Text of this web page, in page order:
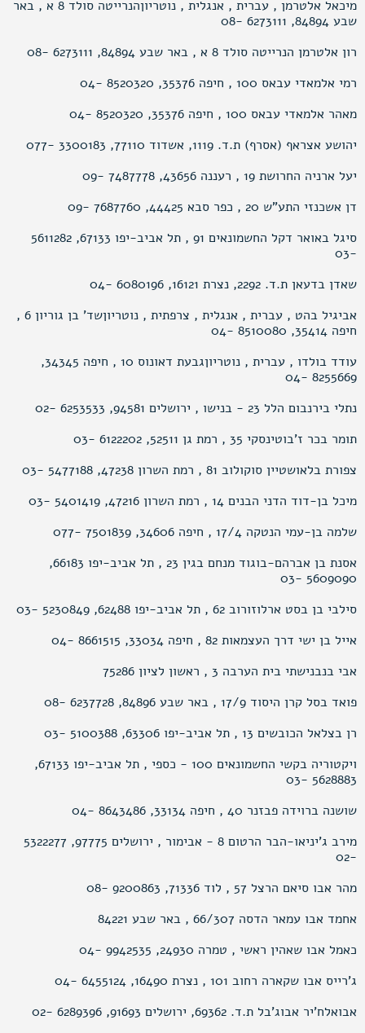
מיכאל אלטרמן , עברית , אנגלית , נוטריוןהנרייטה סולד 8 א , באר
שבע 84894, 6273111 -08
רון אלטרמן הנרייטה סולד 8 א , באר שבע 84894, 6273111 -08
רמי אלמאדי עבאס 100 , חיפה 35376, 8520320 -04
מאהר אלמאדי עבאס 100 , חיפה 35376, 8520320 -04
יהושע אצראף (אסרף) ת.ד. 1119, אשדוד 77110, 3300183 -077
יעל ארניה החרושת 19 , רעננה 43656, 7487778 -09
דן אשכנזי התע"ש 20 , כפר סבא 44425, 7687760 -09
סיגל באואר דקל החשמונאים 91 , תל אביב-יפו 67133, 5611282
-03
שאדן בדעאן ת.ד. 2292, נצרת 16121, 6080196 -04
אביגיל בהט , עברית , אנגלית , צרפתית , נוטריוןשד’ בן גוריון 6 ,
חיפה 35414, 8510080 -04
עודד בולדו , עברית , נוטריוןגבעת דאונוס 10 , חיפה 34345,
8255669 -04
נתלי בירנבום הלל 23 - בנישו , ירושלים 94581, 6253533 -02
תומר בכר ז’בוטינסקי 35 , רמת גן 52511, 6122202 -03
צפורת בלאושטיין סוקולוב 81 , רמת השרון 47238, 5477188 -03
מיכל בן-דוד הדני הבנים 14 , רמת השרון 47216, 5401419 -03
שלמה בן-עמי הנטקה 17/4 , חיפה 34606, 7501839 -077
אסנת בן אברהם-בוגוד מנחם בגין 23 , תל אביב-יפו 66183,
5609090 -03
סילבי בן בסט ארלוזורוב 62 , תל אביב-יפו 62488, 5230849 -03
אייל בן ישי דרך העצמאות 82 , חיפה 33034, 8661515 -04
אבי בנבנישתי בית הערבה 3 , ראשון לציון 75286
פואד בסל קרן היסוד 17/9 , באר שבע 84896, 6237728 -08
רן בצלאל הכובשים 13 , תל אביב-יפו 63306, 5100388 -03
ויקטוריה בקשי החשמונאים 100 - כספי , תל אביב-יפו 67133,
5628883 -03
שושנה ברוידה פבזנר 40 , חיפה 33134, 8643486 -04
מירב ג’יניאו-הבר הרטום 8 - אבימור , ירושלים 97775, 5322277
-02
מהר אבו סיאם הרצל 57 , לוד 71336, 9200863 -08
אחמד אבו עמאר הדסה 66/307 , באר שבע 84221
כאמל אבו שאהין ראשי , טמרה 24930, 9942535 -04
ג’רייס אבו שקארה רחוב 101 , נצרת 16490, 6455124 -04
אבואלח’יר אבוג’בל ת.ד. 69362, ירושלים 91693, 6289396 -02